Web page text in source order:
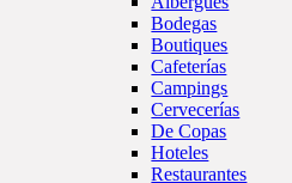
Bodegas
Boutiques
Cafeterías
Campings
Cervecerías
De Copas
Hoteles
Restaurantes